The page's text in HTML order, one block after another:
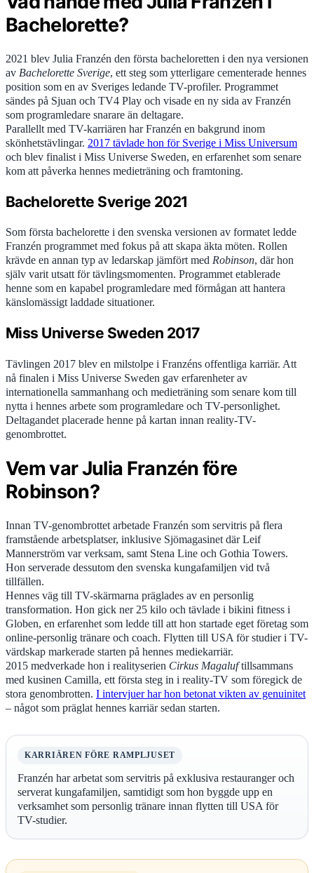
Bachelorette?
2021 blev Julia Franzén den första bacheloretten i den nya versionen
av Bachelorette Sverige, ett steg som ytterligare cementerade hennes
position som en av Sveriges ledande TV-profiler. Programmet
sändes på Sjuan och TV4 Play och visade en ny sida av Franzén
som programledare snarare än deltagare.
Parallellt med TV-karriären har Franzén en bakgrund inom
skönhetstävlingar. 2017 tävlade hon för Sverige i Miss Universum
och blev finalist i Miss Universe Sweden, en erfarenhet som senare
kom att påverka hennes medieträning och framtoning.
Bachelorette Sverige 2021
Som första bachelorette i den svenska versionen av formatet ledde
Franzén programmet med fokus på att skapa äkta möten. Rollen
krävde en annan typ av ledarskap jämfört med Robinson, där hon
själv varit utsatt för tävlingsmomenten. Programmet etablerade
henne som en kapabel programledare med förmågan att hantera
känslomässigt laddade situationer.
Miss Universe Sweden 2017
Tävlingen 2017 blev en milstolpe i Franzéns offentliga karriär. Att
nå finalen i Miss Universe Sweden gav erfarenheter av
internationella sammanhang och medieträning som senare kom till
nytta i hennes arbete som programledare och TV-personlighet.
Deltagandet placerade henne på kartan innan reality-TV-
genombrottet.
Vem var Julia Franzén före
Robinson?
Innan TV-genombrottet arbetade Franzén som servitris på flera
framstående arbetsplatser, inklusive Sjömagasinet där Leif
Mannerström var verksam, samt Stena Line och Gothia Towers.
Hon serverade dessutom den svenska kungafamiljen vid två
tillfällen.
Hennes väg till TV-skärmarna präglades av en personlig
transformation. Hon gick ner 25 kilo och tävlade i bikini fitness i
Globen, en erfarenhet som ledde till att hon startade eget företag som
online-personlig tränare och coach. Flytten till USA för studier i TV-
värdskap markerade starten på hennes mediekarriär.
2015 medverkade hon i realityserien Cirkus Magaluftillsammans
med kusinen Camilla, ett första steg in i reality-TV som föregick de
stora genombrotten. I intervjuer har hon betonat vikten av genuinitet
– något som präglat hennes karriär sedan starten.
KARRIÄREN FÖRE RAMPLJUSET
Franzén har arbetat som servitris på exklusiva restauranger och
serverat kungafamiljen, samtidigt som hon byggde upp en
verksamhet som personlig tränare innan flytten till USA för
TV-studier.